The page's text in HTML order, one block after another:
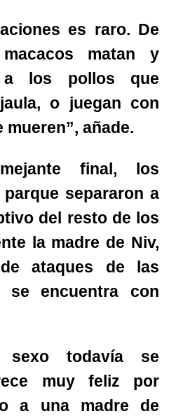
es raro. De
matan y
a los pollos que
, o juegan con
añade.
final, los
separaron a
del resto de los
la madre de Niv,
ataques de las
se encuentra con
todavía se
muy feliz por
a una madre de